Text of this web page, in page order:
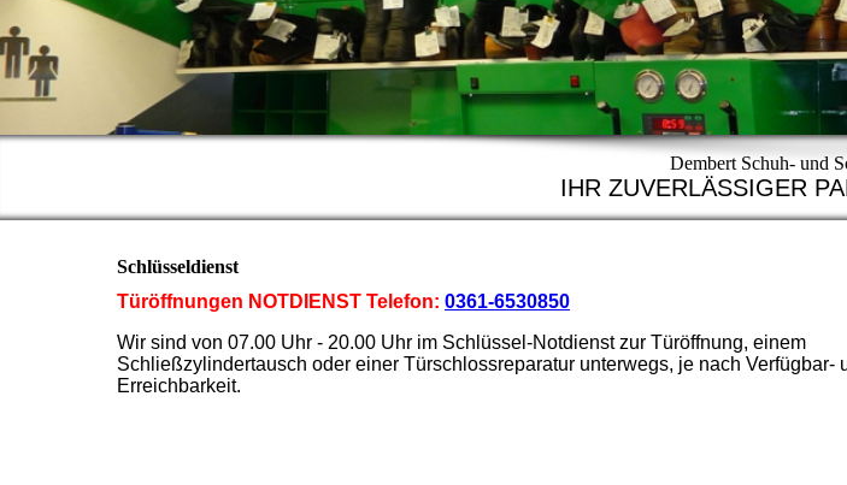
Dembert Schuh- und
IHR ZUVERLÄSSIGER
Schlüsseldienst
Türöffnungen NOTDIENST Telefon: 0361-6530850
Wir sind von 07.00 Uhr - 20.00 Uhr im Schlüssel-Notdienst zur Türöffnung, einem
Schließzylindertausch oder einer Türschlossreparatur unterwegs, je nach Verfügbar-
Erreichbarkeit.